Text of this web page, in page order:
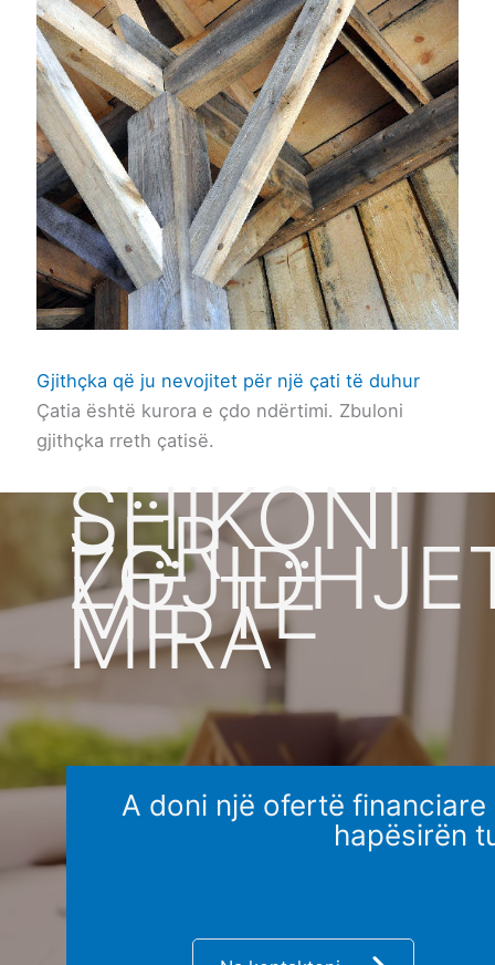
Gjithçka që ju nevojitet për një çati të duhur
Çatia është kurora e çdo ndërtimi. Zbuloni
gjithçka rreth çatisë.
SHIKONI
PËR
MË TË
MIRA
A doni një ofertë financiare
hapësirën